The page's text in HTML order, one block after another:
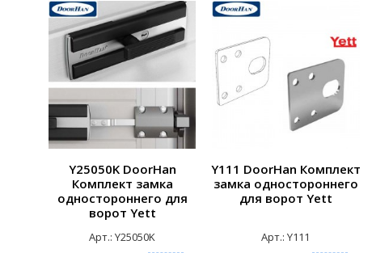
Y25050K DoorHan
Комплект замка
одностороннего для
ворот Yett
Арт.: Y25050K
Y111 DoorHan Комплект
замка одностороннего
для ворот Yett
Арт.: Y111